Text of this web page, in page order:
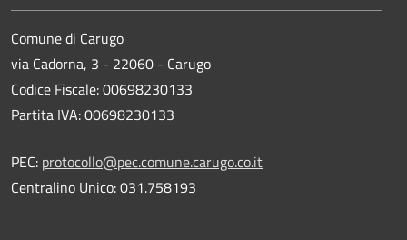
Comune di Carugo
via Cadorna, 3 - 22060 - Carugo
Codice Fiscale: 00698230133
Partita IVA: 00698230133
PEC: protocollo@pec.comune.carugo.co.it
Centralino Unico: 031.758193